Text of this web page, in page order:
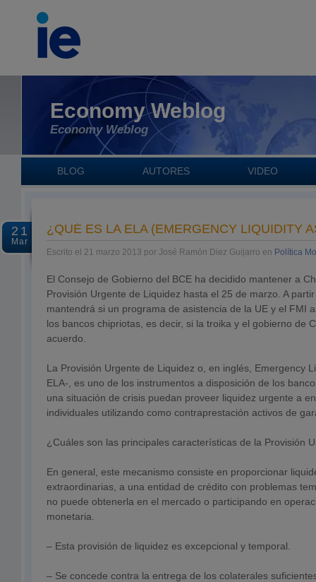
Economy Weblog
Economy Weblog
BLOG AUTORES VIDEO
21
Mar
¿QUÉ ES LA ELA (EMERGENCY LIQUIDITY
Escrito el 21 marzo 2013 por José Ramón Diez Guijarro en Política
El Consejo de Gobierno del BCE ha decidido mantener a
Provisión Urgente de Liquidez hasta el 25 de marzo. A
mantendrá si un programa de asistencia de la UE y el FMI
los bancos chipriotas, es decir, si la troika y el gobierno de
acuerdo.
La Provisión Urgente de Liquidez o, en inglés, Emergency
ELA-, es uno de los instrumentos a disposición de los
una situación de crisis puedan proveer liquidez urgente a
individuales utilizando como contraprestación activos de
¿Cuáles son las principales características de la Provisión
En general, este mecanismo consiste en proporcionar
extraordinarias, a una entidad de crédito con problemas
no puede obtenerla en el mercado o participando en
monetaria.
– Esta provisión de liquidez es excepcional y temporal.
– Se concede contra la entrega de los colaterales